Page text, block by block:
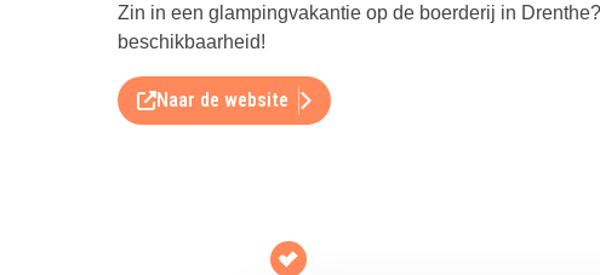
Zin in een glampingvakantie op de boerderij in
beschikbaarheid!
Naar de website